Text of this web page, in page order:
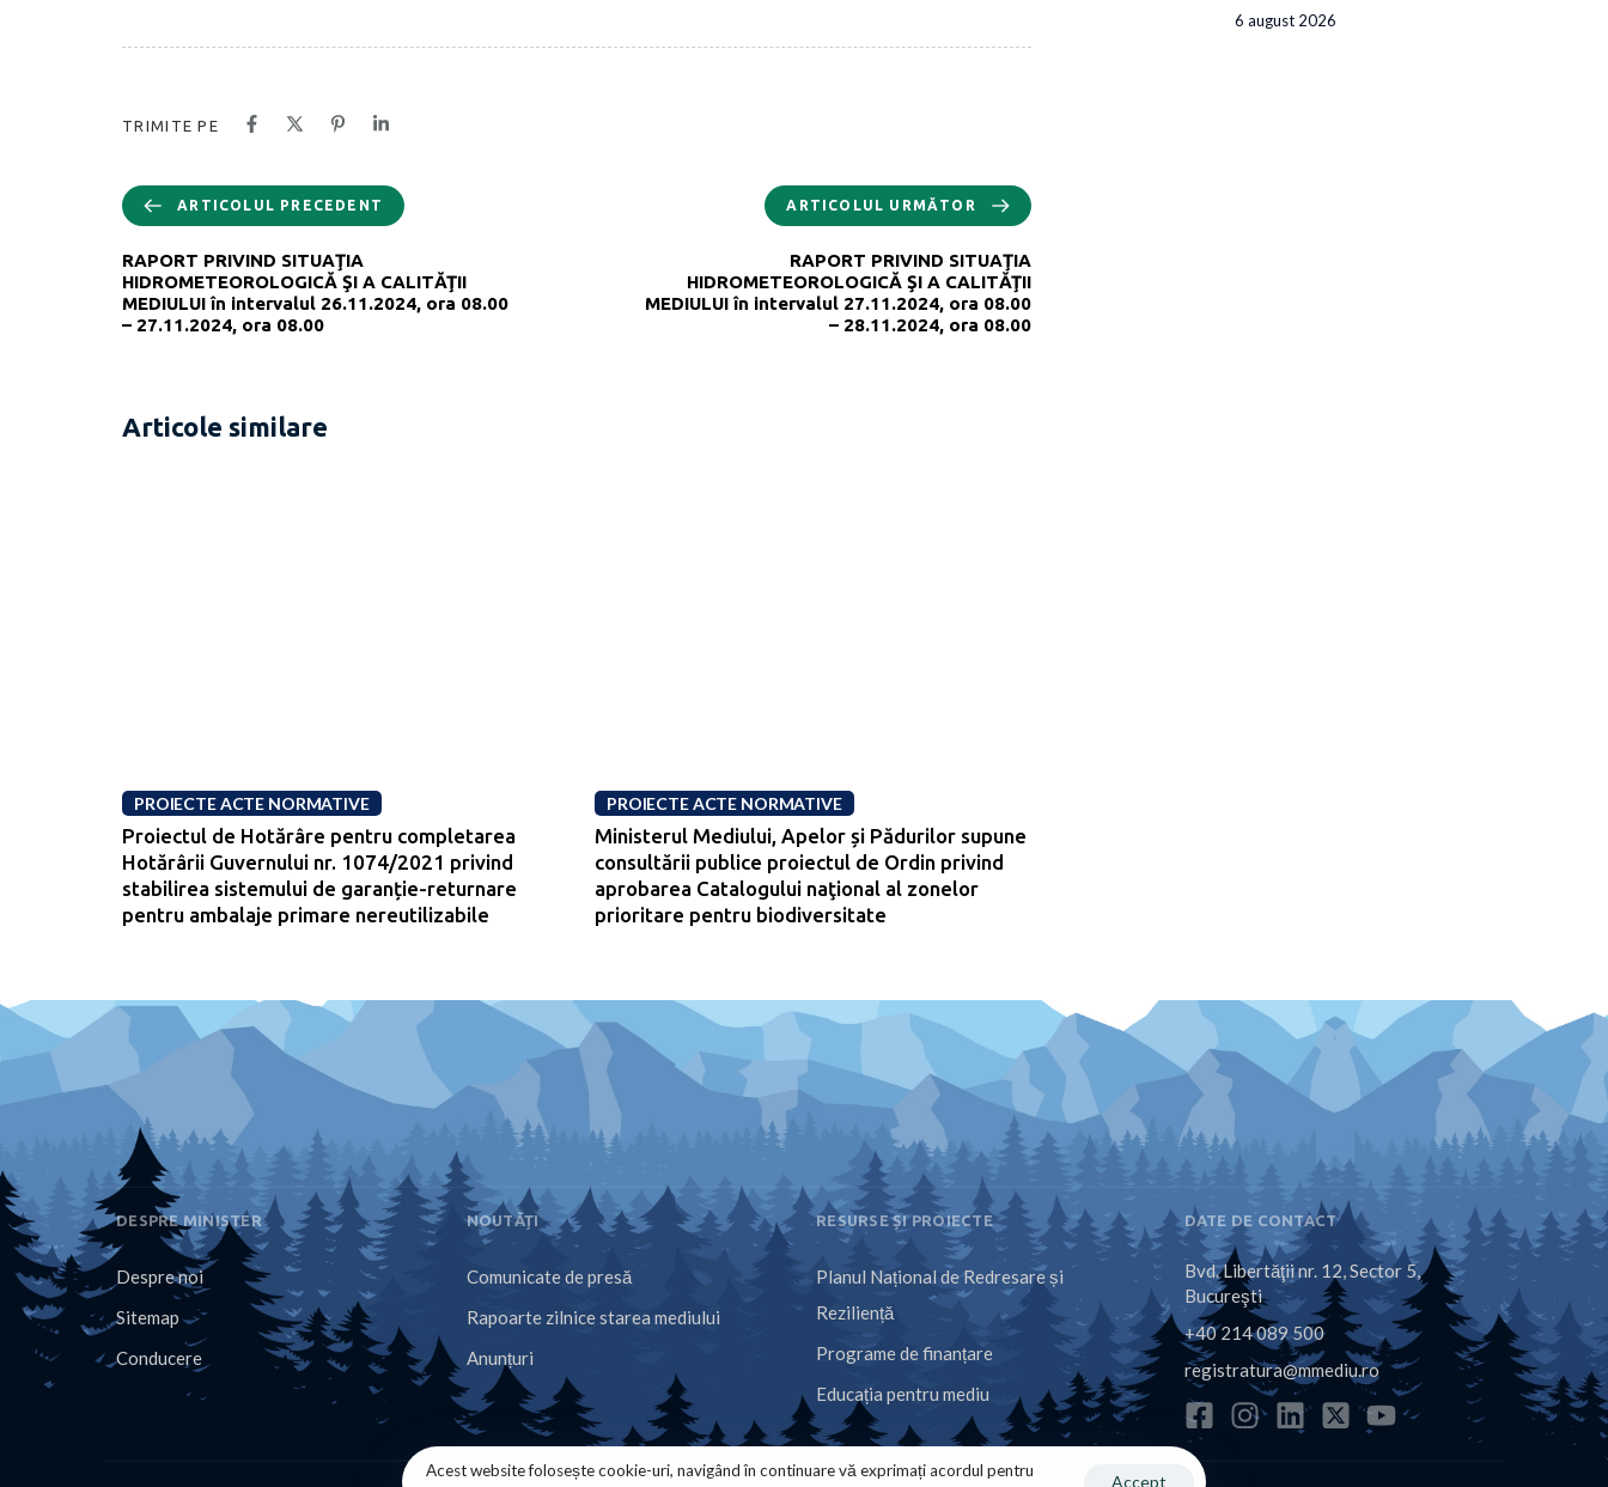
TRIMITE PE
ARTICOLUL PRECEDENT
RAPORT PRIVIND SITUAŢIA
HIDROMETEOROLOGICĂ ŞI A CALITĂŢII
MEDIULUI în intervalul 26.11.2024, ora 08.00
– 27.11.2024, ora 08.00
ARTICOLUL URMĂTOR
RAPORT PRIVIND SITUAŢIA
HIDROMETEOROLOGICĂ ŞI A CALITĂŢII
MEDIULUI în intervalul 27.11.2024, ora 08.00
– 28.11.2024, ora 08.00
Articole similare
PROIECTE ACTE NORMATIVE
Proiectul de Hotărâre pentru completarea
Hotărârii Guvernului nr. 1074/2021 privind
stabilirea sistemului de garanție-returnare
pentru ambalaje primare nereutilizabile
PROIECTE ACTE NORMATIVE
Ministerul Mediului, Apelor și Pădurilor supune
consultării publice proiectul de Ordin privind
aprobarea Catalogului naţional al zonelor
prioritare pentru biodiversitate
6 august 2026
DESPRE MINISTER
Despre noi
Sitemap
Conducere
NOUTĂȚI
Comunicate de presă
Rapoarte zilnice starea mediului
Anunțuri
RESURSE ȘI PROIECTE
Planul Național de Redresare și
Reziliență
Programe de finanțare
Educația pentru mediu
DATE DE CONTACT
Bvd. Libertăţii nr. 12, Sector 5,
Bucureşti
+40 214 089 500
registratura@mmediu.ro
Acest website folosește cookie-uri, navigând în continuare vă exprimați acordul pentru
Accept